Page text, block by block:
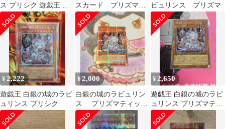
ス プリシク 遊戯王 ス
タンプエディション
スカード プリズマテ
ィックシークレット
ビュリンス プリズマ
¥ 2,222
遊戯王 白銀の城のラビ
ュリンス プリシク
¥2,000
白銀の城のラビュリン
ス プリズマティック
シークレット
¥ 2,650
遊戯王 白銀の城のラビ
ュリンス プリズマティ
ックシークレットレア